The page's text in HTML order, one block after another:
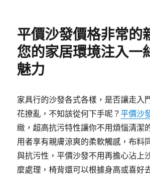
平價沙發價格非常的
您的家居環境注入一
魅力
家具行的沙發各式各樣，是否讓走入
花撩亂，不知該從何下手呢？平價沙
緻，超高抗污特性讓你不用煩惱清潔
用者享有親膚涼爽的柔軟觸感，布料
與抗污性，平價沙發不用再擔心沾上
麼處理，椅背還可以根據身高或喜好